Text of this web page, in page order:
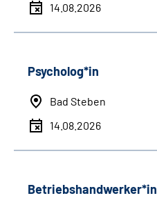
14.08.2026
Psycholog*in
Bad Steben
14.08.2026
Betriebshandwerker*in